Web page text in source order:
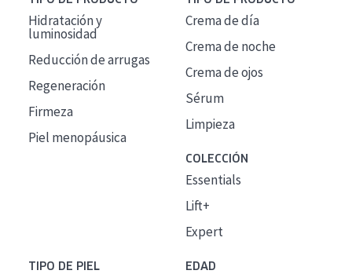
Hidratación y
luminosidad
Reducción de arrugas
Regeneración
Firmeza
Piel menopáusica
Crema de día
Crema de noche
Crema de ojos
Sérum
Limpieza
COLECCIÓN
Essentials
Lift+
Expert
TIPO DE PIEL EDAD